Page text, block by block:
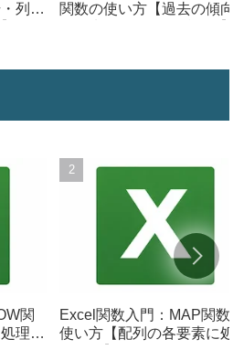
列番
関数の使い方【過去の傾向
関
理を
Excel関数入門：MAP関数の
使い方【配列の各要素に処